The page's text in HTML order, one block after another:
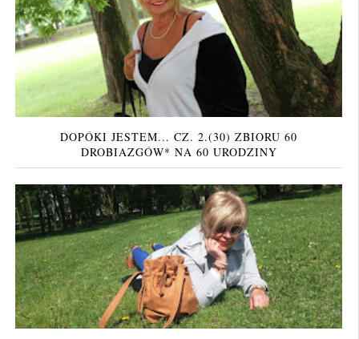
DOPÓKI JESTEM... CZ. 2.(30) ZBIORU 60
DROBIAZGÓW* NA 60 URODZINY